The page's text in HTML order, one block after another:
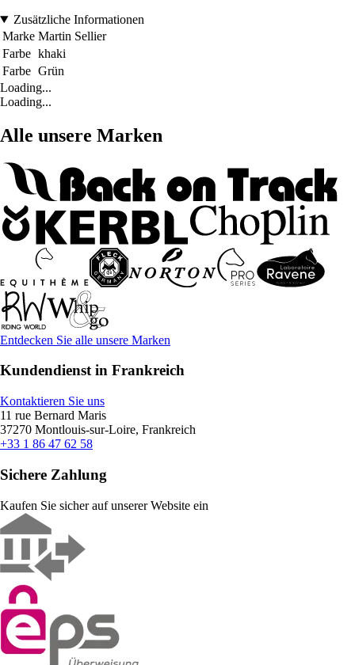
Zusätzliche Informationen
Marke Martin Sellier
Farbe khaki
Farbe Grün
Loading...
Loading...
Alle unsere Marken
Entdecken Sie alle unsere Marken
Kundendienst in Frankreich
Kontaktieren Sie uns
11 rue Bernard Maris
37270 Montlouis-sur-Loire, Frankreich
+33 1 86 47 62 58
Sichere Zahlung
Kaufen Sie sicher auf unserer Website ein